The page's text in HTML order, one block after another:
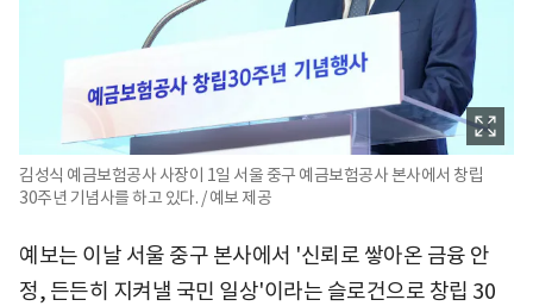
김성식 예금보험공사 사장이 1일 서울 중구 예금보험공사 본사에서 창립
30주년 기념사를 하고 있다. / 예보 제공
예보는 이날 서울 중구 본사에서 '신뢰로 쌓아온 금융 안
정, 든든히 지켜낼 국민 일상'이라는 슬로건으로 창립 30